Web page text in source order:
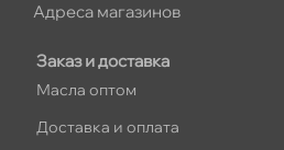
Заказ и доставка
Масла оптом
Доставка и оплата
Адреса магазино